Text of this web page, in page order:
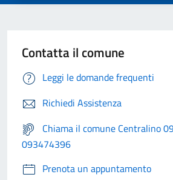
Contatta il comune
Leggi le domande frequenti
Richiedi Assistenza
Chiama il comune Centralino
093474396
Prenota un appuntamento